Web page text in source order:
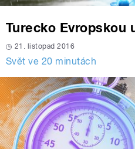
Turecko Evropskou
21. listopad 2016
Svět ve 20 minutách